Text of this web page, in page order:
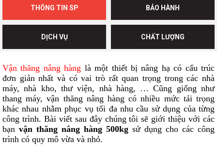
THÔNG TIN SP BẢO HÀNH
DỊCH VỤ CHẤT LƯỢNG
Vận thăng nâng hàng là một thiết bị nâng hạ có cấu trúc
đơn giản nhất và có vai trò rất quan trọng trong các nhà
máy, nhà kho, thư viện, nhà hàng, … Cũng giống như
thang máy, vận thăng nâng hàng có nhiều mức tải trọng
khác nhau nhằm phục vụ tối đa nhu cầu sử dụng của từng
công trình. Bài viết sau đây chúng tôi sẽ giới thiệu với các
bạn vận thăng nâng hàng 500kg sử dụng cho các công
trình có quy mô vừa và nhỏ.